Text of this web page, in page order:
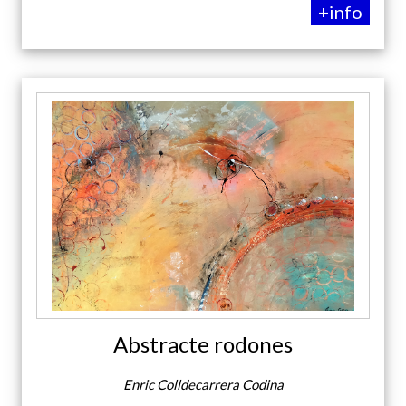
+info
Abstracte rodones
Enric Colldecarrera Codina